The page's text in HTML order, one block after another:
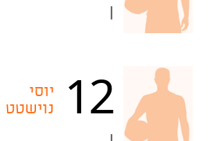
12
יוסי
נוישטט